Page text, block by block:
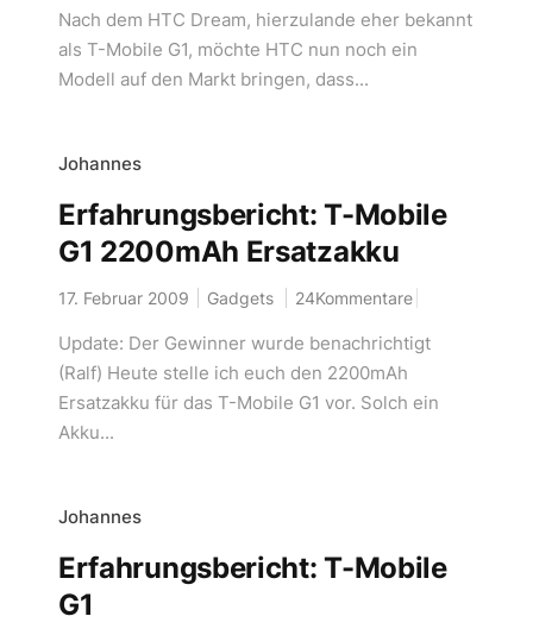
Nach dem HTC Dream, hierzulande eher bekannt
als T-Mobile G1, möchte HTC nun noch ein
Modell auf den Markt bringen, dass...
Johannes
Erfahrungsbericht: T-Mobile
G1 2200mAh Ersatzakku
17. Februar 2009 Gadgets 24Kommentare
Update: Der Gewinner wurde benachrichtigt
(Ralf) Heute stelle ich euch den 2200mAh
Ersatzakku für das T-Mobile G1 vor. Solch ein
Akku...
Johannes
Erfahrungsbericht: T-Mobile
G1